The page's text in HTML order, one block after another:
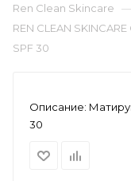
Ren Clean Skincare
REN CLEAN
SPF 30
Описание:
30